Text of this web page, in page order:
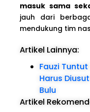
masuk sama
jauh dari
mendukung tim
Artikel Lainnya:
Fauzi
Harus
Bulu
Artikel